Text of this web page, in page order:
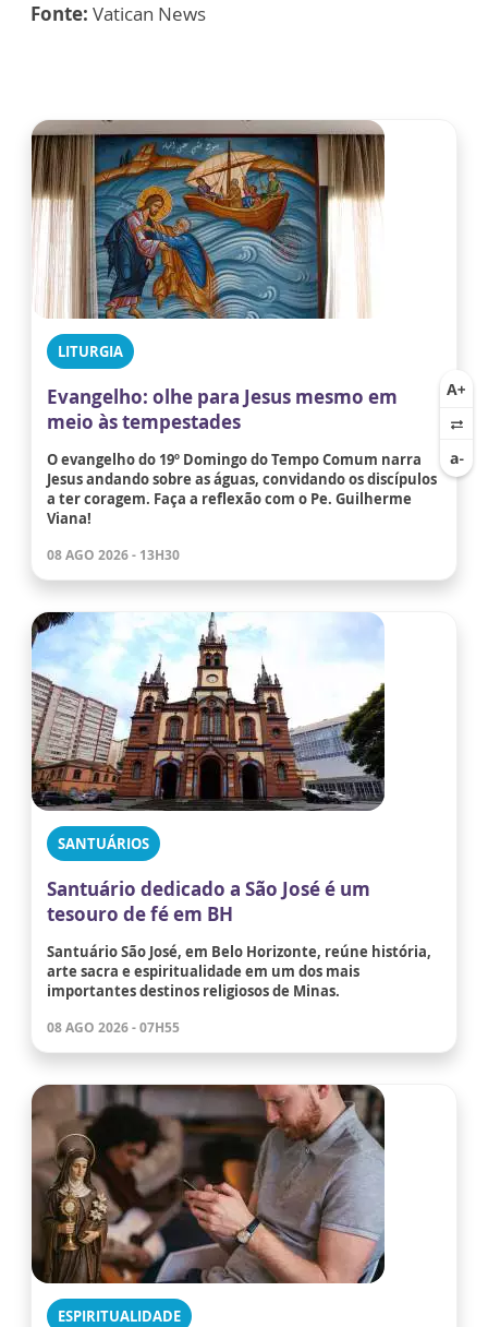
Fonte: Vatican News
LITURGIA
Evangelho: olhe para Jesus mesmo em
meio às tempestades
O evangelho do 19º Domingo do Tempo Comum narra
Jesus andando sobre as águas, convidando os discípulos
a ter coragem. Faça a reflexão com o Pe. Guilherme
Viana!
08 AGO 2026 - 13H30
SANTUÁRIOS
Santuário dedicado a São José é um
tesouro de fé em BH
Santuário São José, em Belo Horizonte, reúne história,
arte sacra e espiritualidade em um dos mais
importantes destinos religiosos de Minas.
08 AGO 2026 - 07H55
ESPIRITUALIDADE